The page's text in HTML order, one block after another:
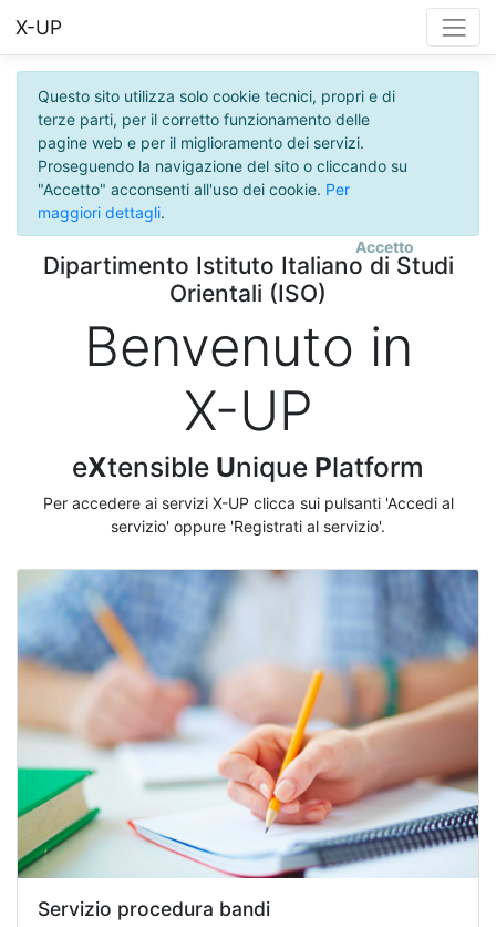
X-UP
Questo sito utilizza solo cookie tecnici, propri e di
terze parti, per il corretto funzionamento delle
pagine web e per il miglioramento dei servizi.
Proseguendo la navigazione del sito o cliccando su
"Accetto" acconsenti all'uso dei cookie. Per
maggiori dettagli.
Accetto
Dipartimento Istituto Italiano di Studi
Orientali (ISO)
Benvenuto in
X-UP
eXtensible Unique Platform
Per accedere ai servizi X-UP clicca sui pulsanti 'Accedi al
servizio' oppure 'Registrati al servizio'.
Servizio procedura bandi